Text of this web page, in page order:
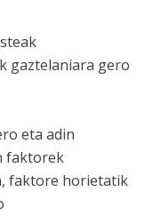
gaztelaniara gero
eta adin
faktorek
faktore horietatik